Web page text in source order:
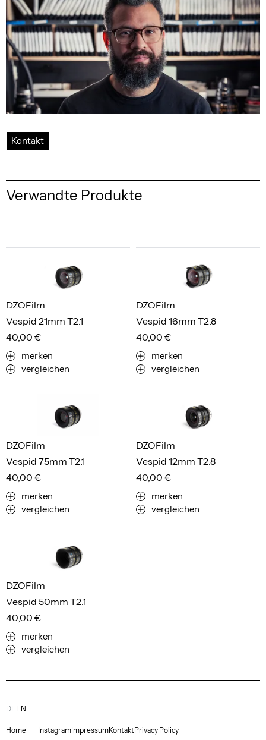
Kontakt
Verwandte Produkte
Vespid 21mm T2.1
DZOFilm
40,00 €
merken
vergleichen
Vespid 16mm T2.8
DZOFilm
40,00 €
merken
vergleichen
Vespid 75mm T2.1
DZOFilm
40,00 €
merken
vergleichen
Vespid 12mm T2.8
DZOFilm
40,00 €
merken
vergleichen
Vespid 50mm T2.1
DZOFilm
40,00 €
merken
vergleichen
Home Instagram ImpressumKontaktPrivacy Policy
DE EN